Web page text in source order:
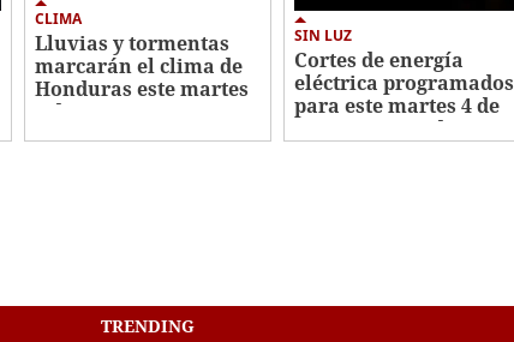
CLIMA
Lluvias y tormentas
marcarán el clima de
Honduras este martes
4 de agosto
SIN LUZ
Cortes de energía
eléctrica programados
para este martes 4 de
agosto en Honduras
TRENDING